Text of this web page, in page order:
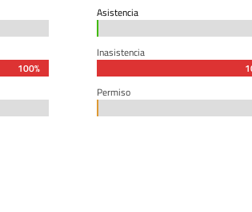
100%
100%
Asistencia
Inasistencia
Permiso